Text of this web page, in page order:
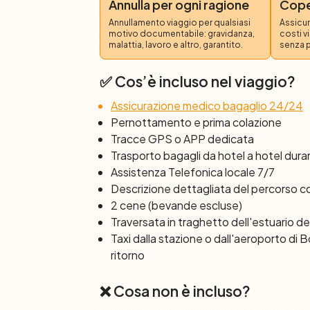
di Pomerol sono tra i più apprezzati in
itinerario infatti vi condurrà alla scoperta
Château Angélus, Château Petrus,
vigneto è storico e il suo vino è stato
tra i grandi terroir di Saint-Émilion,
colline e altipiani, formando un bel
questo tour scoprirete bellissimi domini,
famiglie.
Giorno 5: Saint-Émilion –
Dopo aver passato Branne sul fiume
vi godrete un percorso in bici
punti di ristoro. Raggiungerete così
il ricco patrimonio architettonico della
abbazie e chiese romaniche. Questa
cuore di Bordeaux e avrete una
Giorno 6: Bordeaux
Annulla per ogni ragione
Annullamento viaggio per qualsiasi
motivo documentabile: gravidanza,
malattia, lavoro e altro, garantito.
costi
senza
✅ Cos’è incluso nel viaggio?
Assicurazione medico bagaglio 24/24
Pernottamento e prima colazione
Tracce GPS o APP dedicata
Trasporto bagagli da hotel a hotel
Assistenza Telefonica locale 7/7
Descrizione dettagliata del percorso
2 cene (bevande escluse)
Traversata in traghetto dell'estuario
Taxi dalla stazione o dall'aeroporto di
ritorno
❌ Cosa non è incluso?